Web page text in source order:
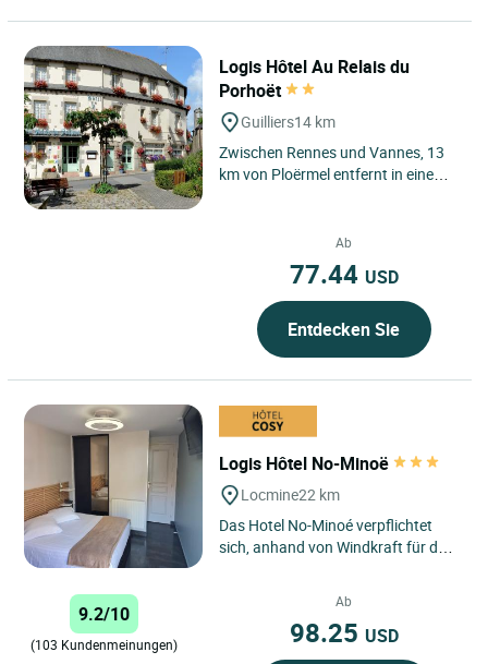
Logis Hôtel Au Relais du
Porhoët
Guilliers14 km
Zwischen Rennes und Vannes, 13
km von Ploërmel entfernt in einem
Ab
77.44 USD
Entdecken Sie
Logis Hôtel No-Minoë
Locmine22 km
Das Hotel No-Minoé verpflichtet
sich, anhand von Windkraft für den
9.2/10
(103 Kundenmeinungen)
Ab
98.25 USD